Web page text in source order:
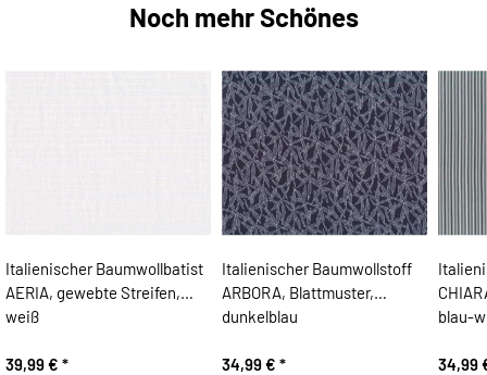
Noch mehr Schönes
Italienischer Baumwollbatist
AERIA, gewebte Streifen,
weiß
39,99 € *
Italienischer Baumwollstoff
ARBORA, Blattmuster,
dunkelblau
34,99 € *
blau-
34,99